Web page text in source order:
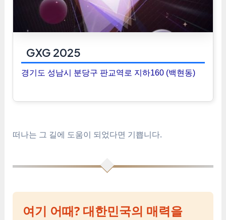
GXG 2025
경기도 성남시 분당구 판교역로 지하160 (백현동)
떠나는 그 길에 도움이 되었다면 기쁩니다.
여기 어때? 대한민국의 매력을